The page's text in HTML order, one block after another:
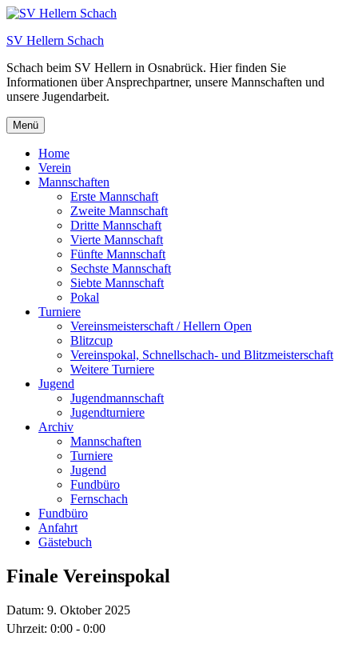
Zum
springen
SV Hellern Schach
Schach beim SV Hellern in Osnabrück. Hier finden Sie
Informationen über Ansprechpartner, unsere Mannschaften und
unsere Jugendarbeit.
Menü
Home
Verein
Mannschaften
Erste Mannschaft
Zweite Mannschaft
Dritte Mannschaft
Vierte Mannschaft
Fünfte Mannschaft
Sechste Mannschaft
Siebte Mannschaft
Pokal
Turniere
Vereinsmeisterschaft / Hellern Open
Blitzcup
Vereinspokal, Schnellschach- und Blitzmeisterschaft
Weitere Turniere
Jugend
Jugendmannschaft
Jugendturniere
Archiv
Mannschaften
Turniere
Jugend
Fundbüro
Fernschach
Fundbüro
Anfahrt
Gästebuch
Finale Vereinspokal
Datum: 9. Oktober 2025
Uhrzeit: 0:00 - 0:00